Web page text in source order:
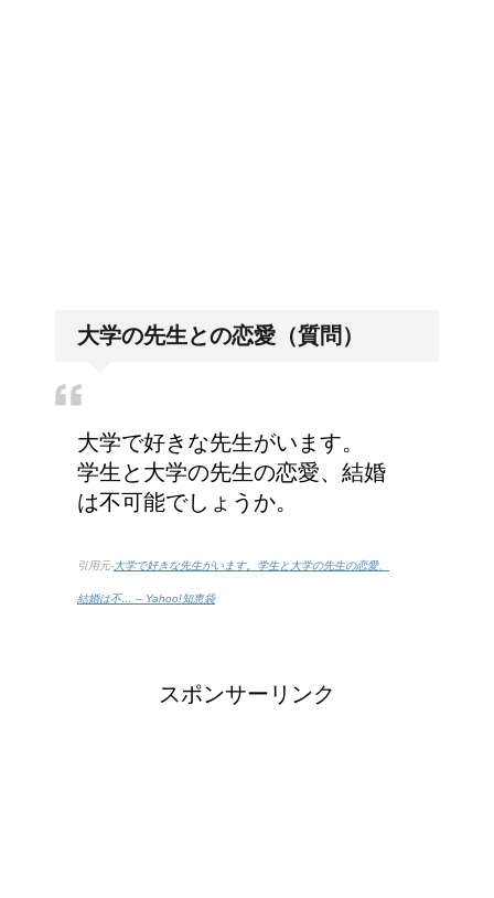
リンパに転移した場合、
猫の長毛は雑種でも可愛
大学の先生との恋愛（質問）
大学で好きな先生がいます。
学生と大学の先生の恋愛、結婚
は不可能でしょうか。
引用元-大学で好きな先生がいます。学生と大学の先生の恋愛、
結婚は不… – Yahoo!知恵袋
スポンサーリンク